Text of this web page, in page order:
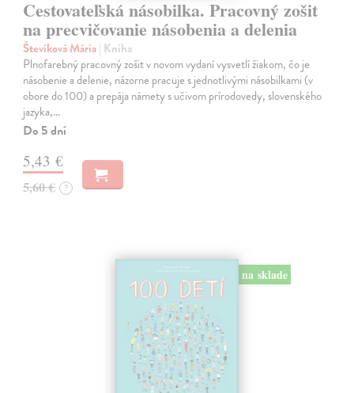
Cestovateľská násobilka. Pracovný zošit
na precvičovanie násobenia a delenia
Števíková Mária| Kniha
Plnofarebný pracovný zošit v novom vydaní vysvetlí žiakom, čo je
násobenie a delenie, názorne pracuje s jednotlivými násobilkami (v
obore do 100) a prepája námety s učivom prírodovedy, slovenského
jazyka,…
Do 5 dní
5,43 €
5,60 € ?
na sklade